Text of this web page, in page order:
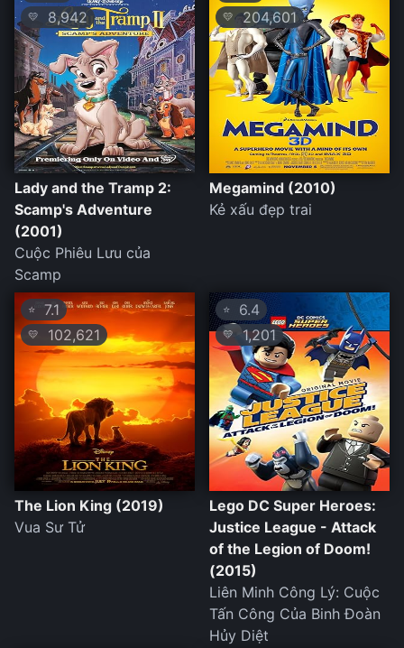
💛 8,942
Lady and the Tramp 2:
Scamp's Adventure
(2001)
Cuộc Phiêu Lưu của
Scamp
💛 204,601
Megamind (2010)
Kẻ xấu đẹp trai
⭐ 7.1
💛 102,621
The Lion King (2019)
Vua Sư Tử
⭐ 6.4
💛 1,201
Lego DC Super Heroes:
Justice League - Attack
of the Legion of Doom!
(2015)
Liên Minh Công Lý: Cuộc
Tấn Công Của Binh Đoàn
Hủy Diệt